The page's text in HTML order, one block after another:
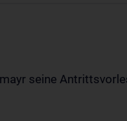
seine